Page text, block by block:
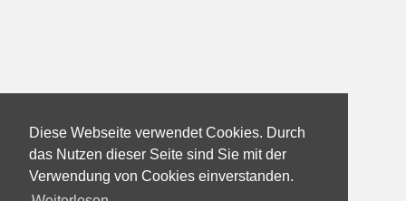
Diese Webseite verwendet Cookies. Durch
das Nutzen dieser Seite sind Sie mit der
Verwendung von Cookies einverstanden.